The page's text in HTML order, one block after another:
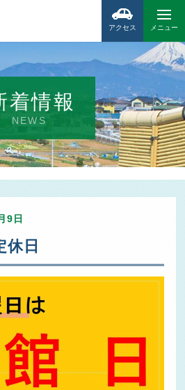
メニュー
アクセス
着情報
NEWS
9日
休日